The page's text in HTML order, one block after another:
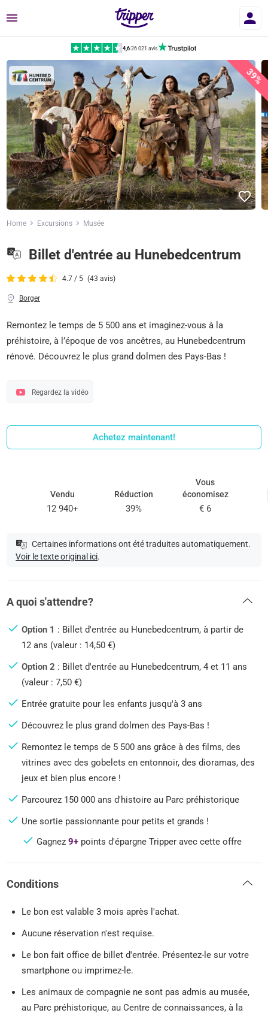
Menu
4,6|26 021 avis
39%
Home Excursions Musée
Billet d'entrée au Hunebedcentrum
4.7 / 5 (43 avis)
Borger
Remontez le temps de 5 500 ans et imaginez-vous à la
préhistoire, à l’époque de vos ancêtres, au Hunebedcentrum
rénové. Découvrez le plus grand dolmen des Pays-Bas !
Regardez la vidéo
Achetez maintenant!
Vendu
12 940+
Réduction
39%
Vous
économisez
€ 6
Certaines informations ont été traduites automatiquement.
Voir le texte original ici.
A quoi s'attendre?
Option 1 : Billet d'entrée au Hunebedcentrum, à partir de
12 ans (valeur : 14,50 €)
Option 2 : Billet d'entrée au Hunebedcentrum, 4 et 11 ans
(valeur : 7,50 €)
Entrée gratuite pour les enfants jusqu'à 3 ans
Découvrez le plus grand dolmen des Pays-Bas !
Remontez le temps de 5 500 ans grâce à des films, des
vitrines avec des gobelets en entonnoir, des dioramas, des
jeux et bien plus encore !
Parcourez 150 000 ans d'histoire au Parc préhistorique
Une sortie passionnante pour petits et grands !
Gagnez9+ points d'épargne Tripper avec cette offre
Conditions
Le bon est valable 3 mois après l'achat.
Aucune réservation n'est requise.
Le bon fait office de billet d'entrée. Présentez-le sur votre
smartphone ou imprimez-le.
Les animaux de compagnie ne sont pas admis au musée,
au Parc préhistorique, au Centre de connaissances, à la